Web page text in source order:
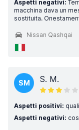
Aspetti negativi:
macchina dava un
sostituita.
Nissan Qashqai
SM S. M.
Aspetti positivi:
Aspetti negativi: